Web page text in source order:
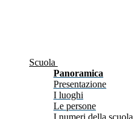
Scuola
Panoramica
Presentazione
I luoghi
Le persone